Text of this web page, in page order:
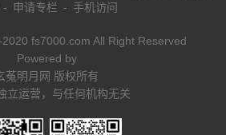
- 申请专栏 - 手机访问
fs7000.com All Right Reserved
Powered by
菟明月网 版权所有
立运营，与任何机构无关